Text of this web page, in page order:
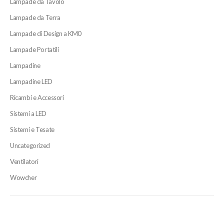
Lampade da Terra
Lampade di Design a KM0
Lampade Portatili
Lampadine
Lampadine LED
Ricambi e Accessori
Sistemi a LED
Sistemi e Tesate
Uncategorized
Ventilatori
Wowcher